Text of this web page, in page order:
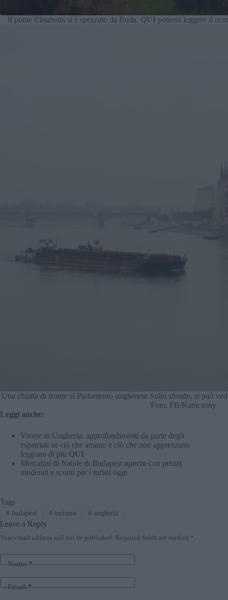
Il ponte Elisabetta si è spezzato da Buda. QUI potresti leggere il
Una chiatta di fronte al Parlamento ungherese Sullo sfondo, si può
Foto: FB/Karácsony
Leggi anche:
Vivere in Ungheria: approfondimenti da parte degli
espatriati su ciò che amano e ciò che non apprezzano
leggono di più QUI
Mercatini di Natale di Budapest aperto con prezzi
moderati e sconti per i turisti oggi
Tags
#budapest #turismo # ungheria
Leave a Reply
Your email address will not be published. Required fields are marked *
Name*
Email*